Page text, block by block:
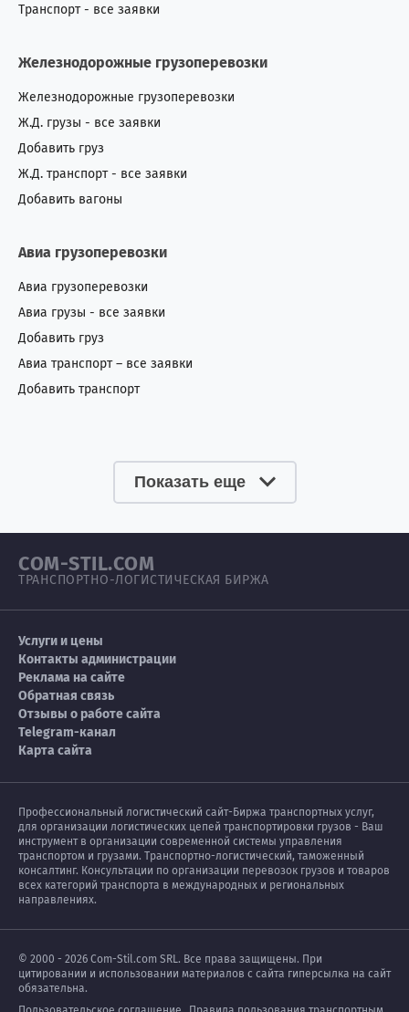
Транспорт - все заявки
Железнодорожные грузоперевозки
Железнодорожные грузоперевозки
Ж.Д. грузы - все заявки
Добавить груз
Ж.Д. транспорт - все заявки
Добавить вагоны
Авиа грузоперевозки
Авиа грузоперевозки
Авиа грузы - все заявки
Добавить груз
Авиа транспорт – все заявки
Добавить транспорт
Показать еще
COM-STIL.COM
ТРАНСПОРТНО-ЛОГИСТИЧЕСКАЯ БИРЖА
Услуги и цены
Контакты администрации
Реклама на сайте
Обратная связь
Отзывы о работе сайта
Telegram-канал
Карта сайта
Профессиональный логистический сайт-Биржа транспортных услуг,
для организации логистических цепей транспортировки грузов - Ваш
инструмент в организации современной системы управления
транспортом и грузами. Транспортно-логистический, таможенный
консалтинг. Консультации по организации перевозок грузов и товаров
всех категорий транспорта в международных и региональных
направлениях.
© 2000 - 2026 Com-Stil.com SRL. Все права защищены. При
цитировании и использовании материалов с сайта гиперсылка на сайт
обязательна.